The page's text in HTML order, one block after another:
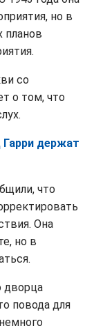
но в
планов
со
о том, что
Гарри держат
что
Она
но в
дворца
повода для